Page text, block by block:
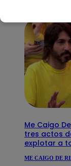
Me Caigo
tres actos
explotar a
ME CAIGO DE